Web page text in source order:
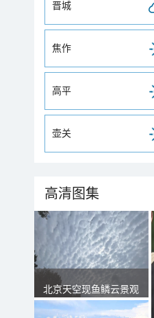
晋城
焦作
高平
壶关
高清图集
北京天空现鱼鳞云景观